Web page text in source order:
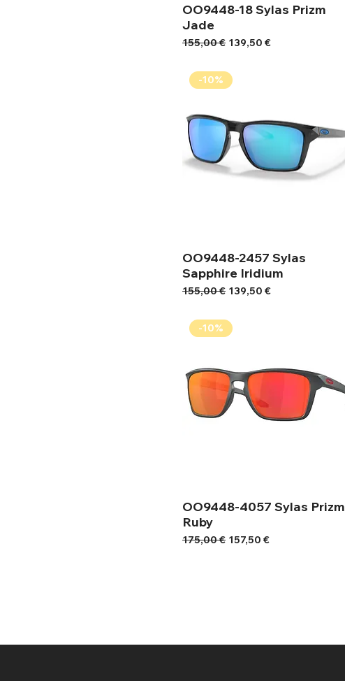
OO9448-18 Sylas Prizm
Jade
Κανονική τιμή
155,00 € Τιμή Έκπτωσης
139,50 €
-10%
OO9448-2457 Sylas
Sapphire Iridium
Κανονική τιμή
155,00 € Τιμή Έκπτωσης
139,50 €
-10%
OO9448-4057 Sylas Prizm
Ruby
Κανονική τιμή
175,00 € Τιμή Έκπτωσης
157,50 €